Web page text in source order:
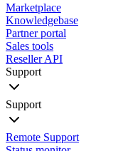
Marketplace
Knowledgebase
Partner portal
Sales tools
Reseller API
Support
Support
Remote Support